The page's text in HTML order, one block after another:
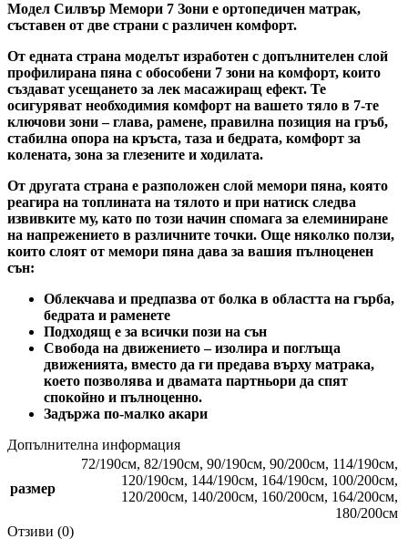
Модел Силвър Мемори 7 Зони е ортопедичен матрак,
съставен от две страни с различен комфорт.
От едната страна моделът изработен с допълнителен слой
профилирана пяна с обособени 7 зони на комфорт, които
създават усещането за лек масажиращ ефект. Те
осигуряват необходимия комфорт на вашето тяло в 7-те
ключови зони – глава, рамене, правилна позиция на гръб,
стабилна опора на кръста, таза и бедрата, комфорт за
колената, зона за глезените и ходилата.
От другата страна е разположен слой мемори пяна, която
реагира на топлината на тялото и при натиск следва
извивките му, като по този начин спомага за елеминиране
на напрежението в различните точки. Още няколко ползи,
които слоят от мемори пяна дава за вашия пълноценен
сън:
Облекчава и предпазва от болка в областта на гърба,
бедрата и раменете
Подходящ е за всички пози на сън
Свобода на движението – изолира и поглъща
движенията, вместо да ги предава върху матрака,
което позволява и двамата партньори да спят
спокойно и пълноценно.
Задържа по-малко акари
Допълнителна информация
размер
72/190см, 82/190см, 90/190см, 90/200см, 114/190см,
120/190см, 144/190см, 164/190см, 100/200см,
120/200см, 140/200см, 160/200см, 164/200см,
180/200см
Отзиви (0)